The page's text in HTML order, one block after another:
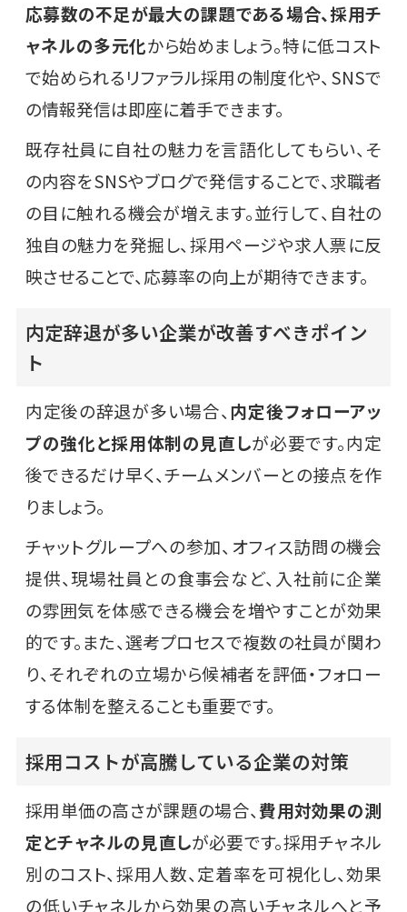
応募数の不足が最大の課題である場合、採用チ
ャネルの多元化から始めましょう。特に低コスト
で始められるリファラル採用の制度化や、SNSで
の情報発信は即座に着手できます。
既存社員に自社の魅力を言語化してもらい、そ
の内容をSNSやブログで発信することで、求職者
の目に触れる機会が増えます。並行して、自社の
独自の魅力を発掘し、採用ページや求人票に反
映させることで、応募率の向上が期待できます。
内定辞退が多い企業が改善すべきポイン
ト
内定後の辞退が多い場合、内定後フォローアッ
プの強化と採用体制の見直しが必要です。内定
後できるだけ早く、チームメンバーとの接点を作
りましょう。
チャットグループへの参加、オフィス訪問の機会
提供、現場社員との食事会など、入社前に企業
の雰囲気を体感できる機会を増やすことが効果
的です。また、選考プロセスで複数の社員が関わ
り、それぞれの立場から候補者を評価・フォロー
する体制を整えることも重要です。
採用コストが高騰している企業の対策
採用単価の高さが課題の場合、費用対効果の測
定とチャネルの見直しが必要です。採用チャネル
別のコスト、採用人数、定着率を可視化し、効果
の低いチャネルから効果の高いチャネルへと予